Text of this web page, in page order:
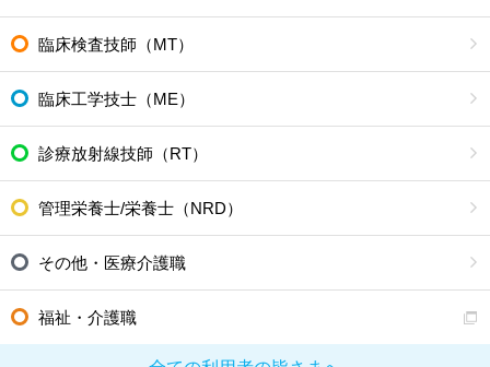
臨床検査技師（MT）
臨床工学技士（ME）
診療放射線技師（RT）
管理栄養士/栄養士（NRD）
その他・医療介護職
福祉・介護職